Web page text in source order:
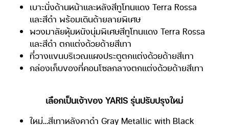
เบาะนั่งด้านหน้าและหลังสีทูโทนแดง Terra Rossa
และสีดำ พร้อมเดินด้ายลายพิเศษ
พวงมาลัยหุ้มหนังนุ่มพิเศษสีทูโทนแดง Terra Rossa
และสีดำ ตกแต่งด้วยด้ายสีเทา
ที่วางแขนบริเวณแผงประตูตกแต่งด้วยด้ายสีเทา
กล่องเก็บของที่คอนโซลกลางตกแต่งด้วยด้ายสีเทา
เลือกเป็นเจ้าของ YARIS รุ่นปรับปรุงใหม่
ใหม่…สีเทาหลังคาดำ Gray Metallic with Black